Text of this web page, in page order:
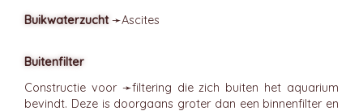
Buikwaterzucht➛Ascites
Buitenfilter
Constructie voor ➛filtering die zich buiten het aquarium
bevindt. Deze is doorgaans groter dan een binnenfilter en